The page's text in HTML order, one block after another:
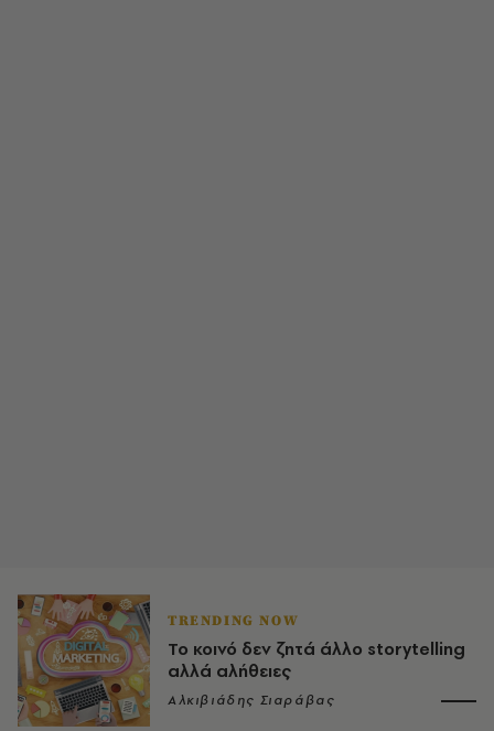
TRENDING NOW
Το κοινό δεν ζητά άλλο storytelling
αλλά αλήθειες
Αλκιβιάδης Σιαράβας